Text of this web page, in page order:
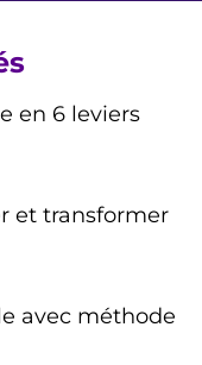
en 6 leviers
et transformer
avec méthode